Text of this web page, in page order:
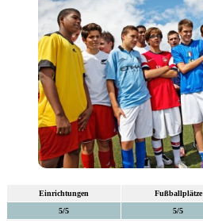
Einrichtungen Fußballplätze
5/5
5/5